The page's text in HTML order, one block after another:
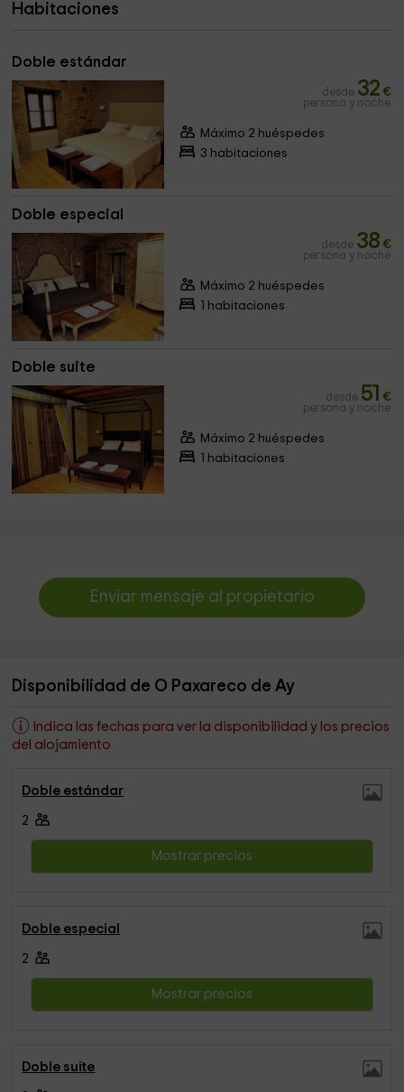
Habitaciones
Doble estándar
desde 32 €
persona y noche
Máximo 2 huéspedes
3 habitaciones
Doble especial
desde 38 €
persona y noche
Máximo 2 huéspedes
1 habitaciones
Doble suite
desde 51 €
persona y noche
Máximo 2 huéspedes
1 habitaciones
Enviar mensaje al propietario
Disponibilidad de O Paxareco de Ay
Indica las fechas para ver la disponibilidad y los precios
del alojamiento
Doble estándar
2
Mostrar precios
Doble especial
2
Mostrar precios
Doble suite